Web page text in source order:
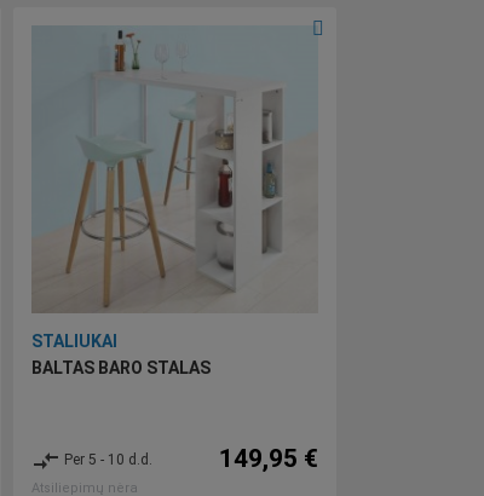
STALIUKAI
BALTAS BARO STALAS
compare_arrows Per 5 - 10 d.d.
Atsiliepimų nėra
149,95 €